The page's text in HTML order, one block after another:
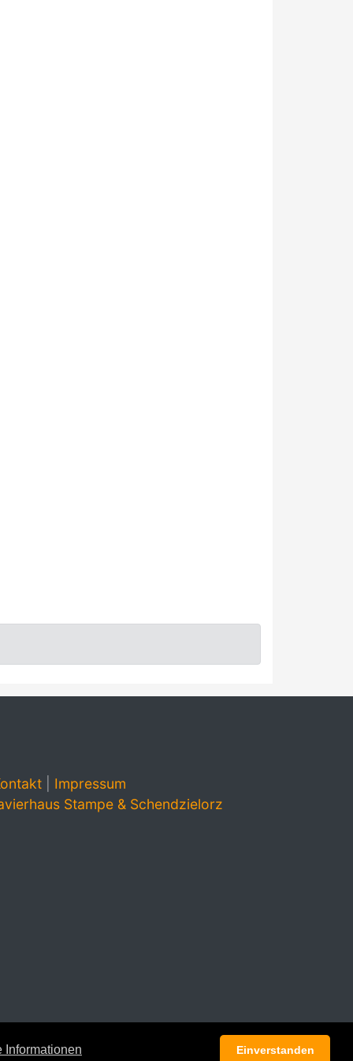
Informationen Einverstanden
| Impressum
Stampe & Schendzielorz